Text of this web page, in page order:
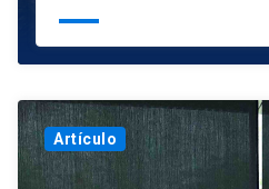
Artículo